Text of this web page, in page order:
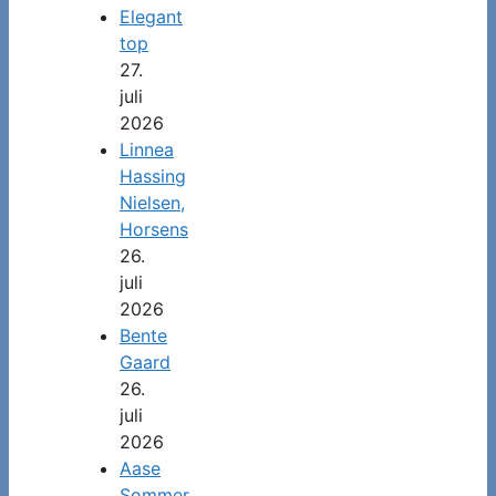
Elegant
top
27.
juli
2026
Linnea
Hassing
Nielsen,
Horsens
26.
juli
2026
Bente
Gaard
26.
juli
2026
Aase